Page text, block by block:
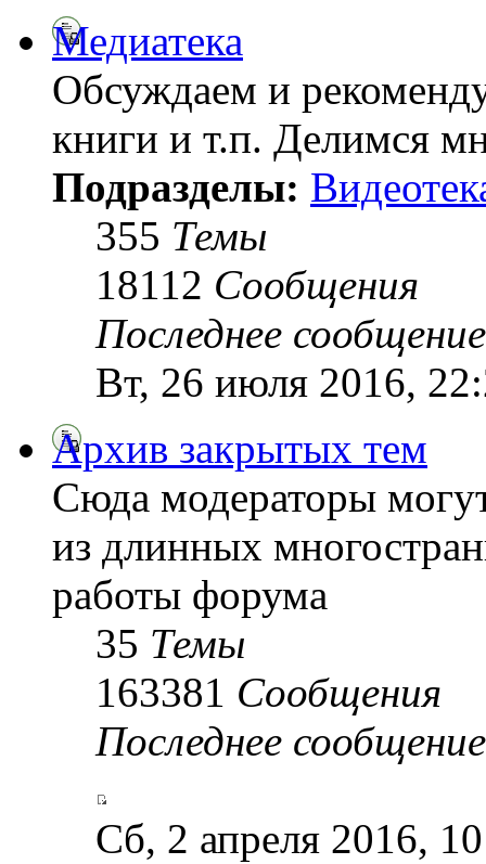
Медиатека
Обсуждаем и
книги и т.п. Делимся
Подразделы:
355 Темы
18112 Сообщения
Последнее сообщение
Вт, 26 июля 2016,
Архив закрытых тем
Сюда модераторы
из длинных
работы форума
35 Темы
163381 Сообщения
Последнее сообщение
Сб, 2 апреля 2016,